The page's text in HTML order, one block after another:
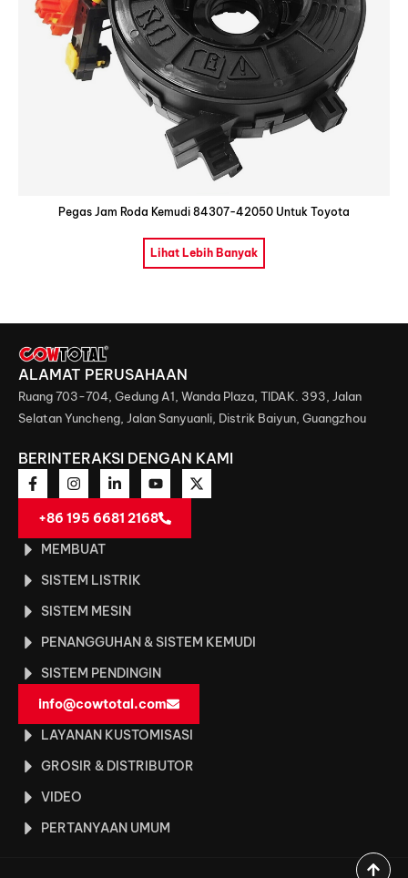
Pegas Jam Roda Kemudi 84307-42050 Untuk Toyota
Lihat Lebih Banyak
ALAMAT PERUSAHAAN
Ruang 703-704, Gedung A1, Wanda Plaza, TIDAK. 393, Jalan
Selatan Yuncheng, Jalan Sanyuanli, Distrik Baiyun, Guangzhou
BERINTERAKSI DENGAN KAMI
+86 195 6681 2168
MEMBUAT
SISTEM LISTRIK
SISTEM MESIN
PENANGGUHAN & SISTEM KEMUDI
SISTEM PENDINGIN
info@cowtotal.com
LAYANAN KUSTOMISASI
GROSIR & DISTRIBUTOR
VIDEO
PERTANYAAN UMUM